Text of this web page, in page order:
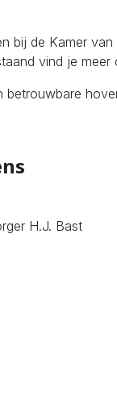
bij de Kamer
vind je
betrouwbare
H.J. Bast